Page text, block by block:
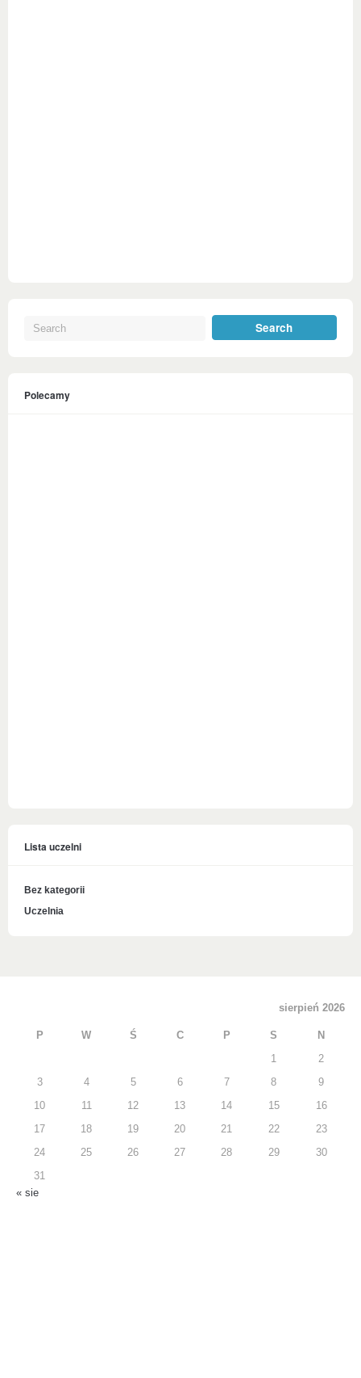
Polecamy
Lista uczelni
Bez kategorii
Uczelnia
sierpień 2026
P W Ś C P S N
1 2
3 4 5 6 7 8 9
10 11 12 13 14 15 16
17 18 19 20 21 22 23
24 25 26 27 28 29 30
31
« sie